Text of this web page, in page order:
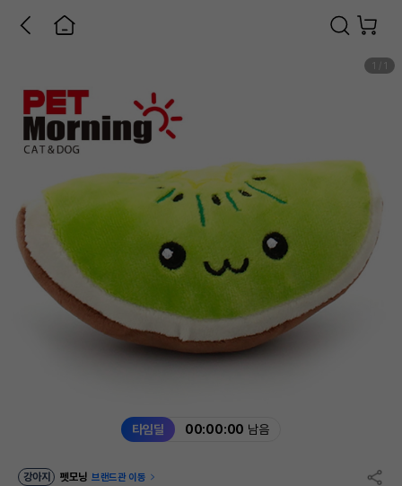
타임딜 00:00:00 남음
1 1
강아지 펫모닝 브랜드관 이동